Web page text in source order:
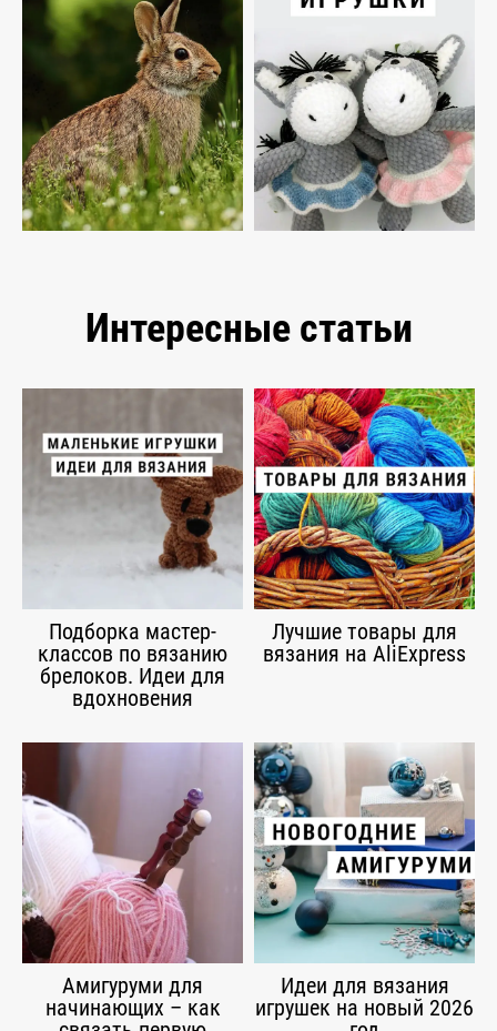
Интересные статьи
Подборка мастер-
классов по вязанию
брелоков. Идеи для
вдохновения
Лучшие товары для
вязания на AliExpress
Амигуруми для
начинающих – как
Идеи для вязания
игрушек на новый 2026